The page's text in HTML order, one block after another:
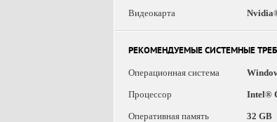
Видеокарта
РЕКОМЕНДУЕМЫЕ СИСТЕМНЫЕ
Операционная система
Процессор Intel®
Оперативная память 32 GB